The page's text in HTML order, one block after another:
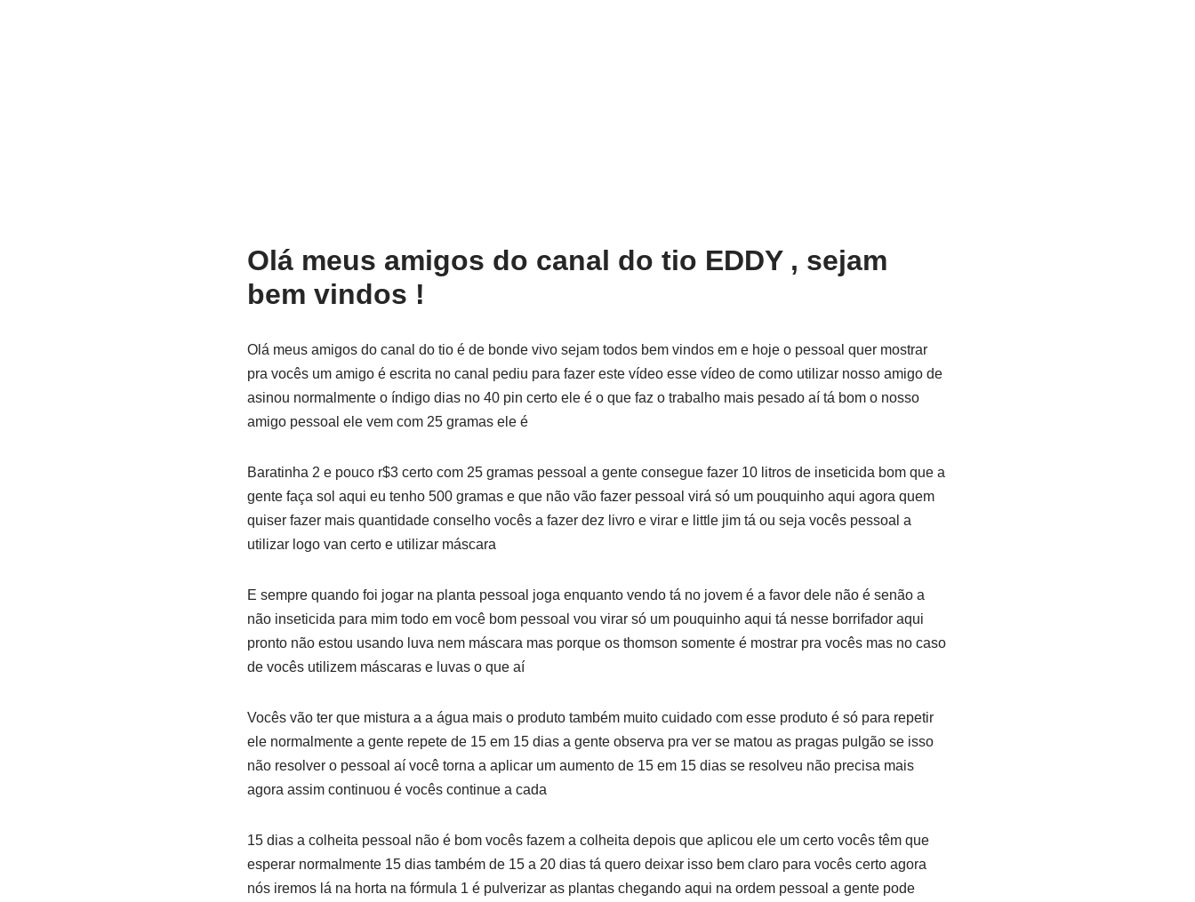
Olá meus amigos do canal do tio EDDY , sejam
bem vindos !
Olá meus amigos do canal do tio é de bonde vivo sejam todos bem vindos em e hoje o pessoal quer mostrar
pra vocês um amigo é escrita no canal pediu para fazer este vídeo esse vídeo de como utilizar nosso amigo de
asinou normalmente o índigo dias no 40 pin certo ele é o que faz o trabalho mais pesado aí tá bom o nosso
amigo pessoal ele vem com 25 gramas ele é
Baratinha 2 e pouco r$3 certo com 25 gramas pessoal a gente consegue fazer 10 litros de inseticida bom que a
gente faça sol aqui eu tenho 500 gramas e que não vão fazer pessoal virá só um pouquinho aqui agora quem
quiser fazer mais quantidade conselho vocês a fazer dez livro e virar e little jim tá ou seja vocês pessoal a
utilizar logo van certo e utilizar máscara
E sempre quando foi jogar na planta pessoal joga enquanto vendo tá no jovem é a favor dele não é senão a
não inseticida para mim todo em você bom pessoal vou virar só um pouquinho aqui tá nesse borrifador aqui
pronto não estou usando luva nem máscara mas porque os thomson somente é mostrar pra vocês mas no caso
de vocês utilizem máscaras e luvas o que aí
Vocês vão ter que mistura a a água mais o produto também muito cuidado com esse produto é só para repetir
ele normalmente a gente repete de 15 em 15 dias a gente observa pra ver se matou as pragas pulgão se isso
não resolver o pessoal aí você torna a aplicar um aumento de 15 em 15 dias se resolveu não precisa mais
agora assim continuou é vocês continue a cada
15 dias a colheita pessoal não é bom vocês fazem a colheita depois que aplicou ele um certo vocês têm que
esperar normalmente 15 dias também de 15 a 20 dias tá quero deixar isso bem claro para vocês certo agora
nós iremos lá na horta na fórmula 1 é pulverizar as plantas chegando aqui na ordem pessoal a gente pode